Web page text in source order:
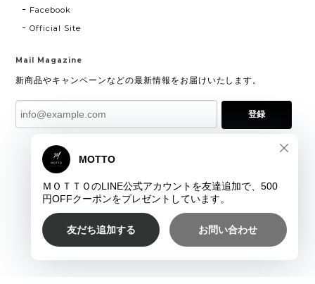
Facebook
Official Site
Mail Magazine
新商品やキャンペーンなどの最新情報をお届けいたします。
登録